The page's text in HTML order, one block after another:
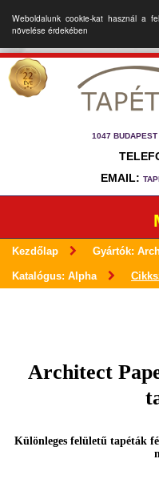
Weboldalunk cookie-kat használ a
növelése érdekében
1047 BUDAPEST
EMAIL:
Kezdőlap Gyártók:
Katalógus: Alpha
Architect
Különleges felületű tapéták